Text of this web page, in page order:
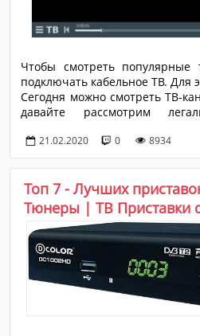
Чтобы смотреть популярные
подключать кабельное ТВ. Для
Сегодня можно смотреть ТВ-
давайте рассмотрим
смотреть ТВ-каналы на
официальные сайты
федеральных каналов есть
можно смотреть фильмы и
эфире. Для этого не нужно
софт — контент транслируется
21.02.2020 0 8934
Топ 7 - Лучших
Тюнеры | ТВ Приставки